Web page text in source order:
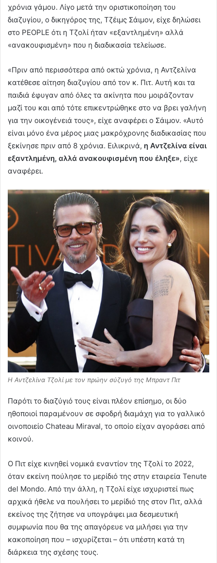
χρόνια γάμου. Λίγο μετά την οριστικοποίηση του
διαζυγίου, ο δικηγόρος της, Τζέιμς Σάιμον, είχε δηλώσει
στο PEOPLE ότι η Τζολί ήταν «εξαντλημένη» αλλά
«ανακουφισμένη» που η διαδικασία τελείωσε.
«Πριν από περισσότερα από οκτώ χρόνια, η Αντζελίνα
κατέθεσε αίτηση διαζυγίου από τον κ. Πιτ. Αυτή και τα
παιδιά έφυγαν από όλες τα ακίνητα που μοιράζονταν
μαζί του και από τότε επικεντρώθηκε στο να βρει γαλήνη
για την οικογένειά τους», είχε αναφέρει ο Σάιμον. «Αυτό
είναι μόνο ένα μέρος μιας μακρόχρονης διαδικασίας που
ξεκίνησε πριν από 8 χρόνια. Ειλικρινά, η Αντζελίνα είναι
εξαντλημένη, αλλά ανακουφισμένη που έληξε», είχε
αναφέρει.
Η Αντζελίνα Τζολί με τον πρώην σύζυγό της Μπραντ Πιτ
Παρότι το διαζύγιό τους είναι πλέον επίσημο, οι δύο
ηθοποιοί παραμένουν σε σφοδρή διαμάχη για το γαλλικό
οινοποιείο Chateau Miraval, το οποίο είχαν αγοράσει από
κοινού.
Ο Πιτ είχε κινηθεί νομικά εναντίον της Τζολί το 2022,
όταν εκείνη πούλησε το μερίδιό της στην εταιρεία Tenute
del Mondo. Από την άλλη, η Τζολί είχε ισχυριστεί πως
αρχικά ήθελε να πουλήσει το μερίδιό της στον Πιτ, αλλά
εκείνος της ζήτησε να υπογράψει μια δεσμευτική
συμφωνία που θα της απαγόρευε να μιλήσει για την
κακοποίηση που – ισχυρίζεται – ότι υπέστη κατά τη
διάρκεια της σχέσης τους.